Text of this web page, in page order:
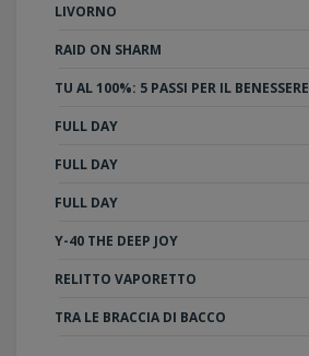
LIVORNO
RAID ON SHARM
TU AL 100%: 5 PASSI PER IL BENESSERE
FULL DAY
FULL DAY
FULL DAY
Y-40 THE DEEP JOY
RELITTO VAPORETTO
TRA LE BRACCIA DI BACCO